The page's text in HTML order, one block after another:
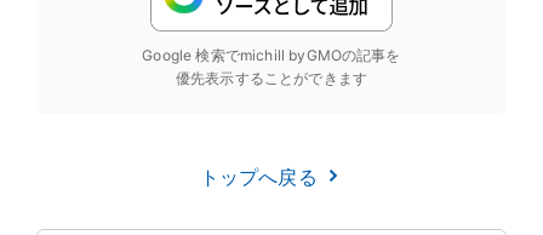
Google 検索でmichill byGMOの記事を
優先表示することができます
トップへ戻る